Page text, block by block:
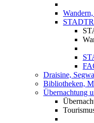
Draisine,
Bibliotheken,
Übernachtung